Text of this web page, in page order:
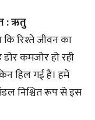
: ऋतु
रिश्ते जीवन का
कमजोर हो रही
हिल गई हैं। हमें
निश्चित रूप से इस